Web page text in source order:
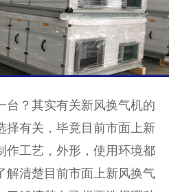
台？其实有关新风换气机的
择有关，毕竟目前市面上新
作工艺，外形，使用环境都
解清楚目前市面上新风换气